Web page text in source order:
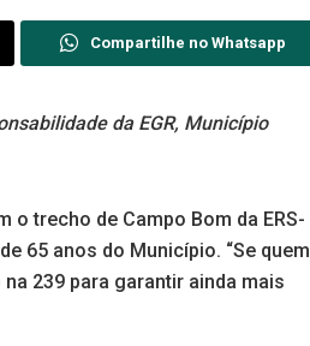
Compartilhe no Whatsapp
da EGR, Município
trecho de Campo Bom da ERS-
65 anos do Município. “Se quem
239 para garantir ainda mais